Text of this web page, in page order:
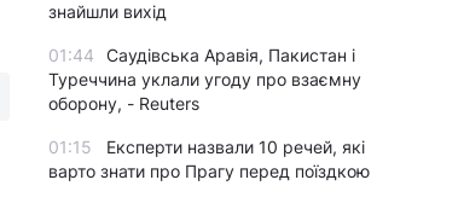
знайшли вихід
01:44
Саудівська Аравія, Пакистан і
Туреччина уклали угоду про взаємну
оборону, - Reuters
01:15
Експерти назвали 10 речей, які
варто знати про Прагу перед поїздкою